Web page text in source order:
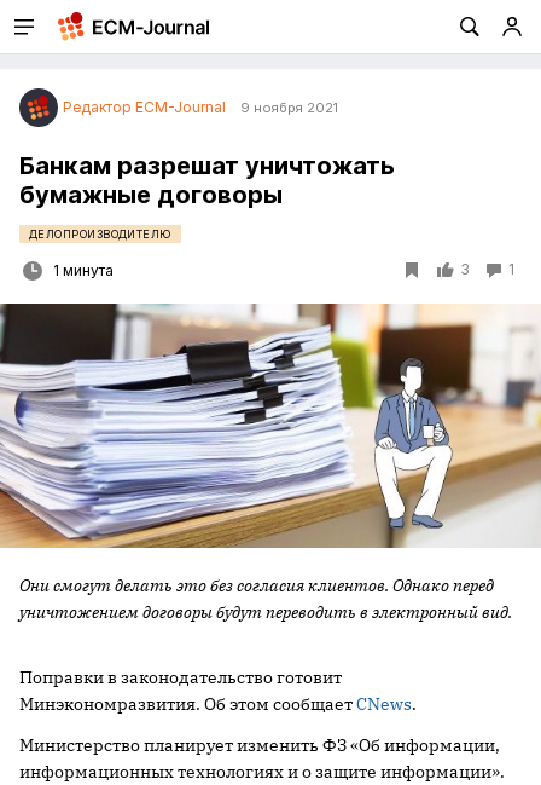
Редактор ECM-Journal 9 ноября 2021
Банкам разрешат уничтожать
бумажные договоры
ДЕЛОПРОИЗВОДИТЕЛЮ
1 минута 3 1
Они смогут делать это без согласия клиентов. Однако перед
уничтожением договоры будут переводить в электронный вид.
Поправки в законодательство готовит
Минэкономразвития. Об этом сообщаетCNews.
Министерство планирует изменить ФЗ «Об информации,
информационных технологиях и о защите информации».